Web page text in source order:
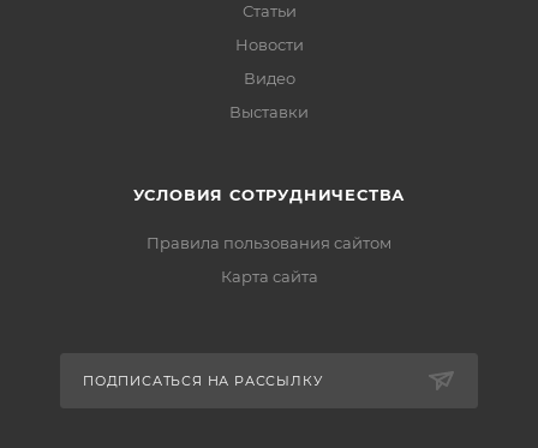
Статьи
Новости
Видео
Выставки
УСЛОВИЯ СОТРУДНИЧЕСТВА
Правила пользования сайтом
Карта сайта
ПОДПИСАТЬСЯ НА РАССЫЛКУ